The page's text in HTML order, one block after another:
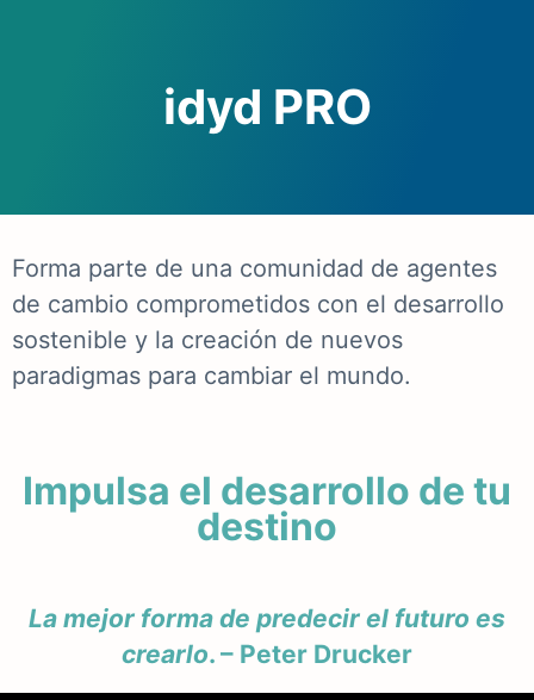
idyd PRO
Forma parte de una comunidad de agentes
de cambio comprometidos con el desarrollo
sostenible y la creación de nuevos
paradigmas para cambiar el mundo.
Impulsa el desarrollo de tu
destino
La mejor forma de predecir el futuro es
crearlo. – Peter Drucker